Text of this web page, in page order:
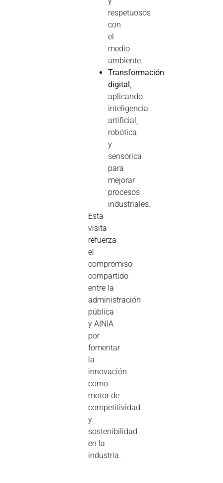
respetuosos
con
el
medio
ambiente.
Transformación
digital ,
aplicando
inteligencia
artificial,
robótica
y
sensórica
para
mejorar
procesos
industriales.
Esta
visita
refuerza
el
compromiso
compartido
entre la
administración
pública
y AINIA
por
fomentar
la
innovación
como
motor de
competitividad
y
sostenibilidad
en la
industria.